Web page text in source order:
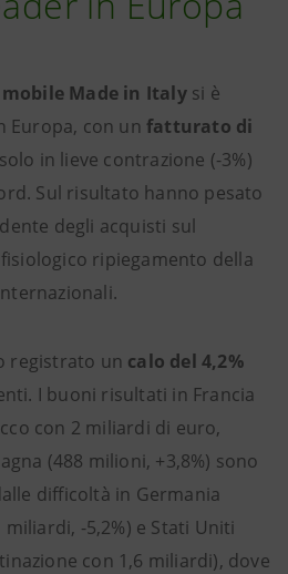
Made in Italy si è
Europa, con un fatturato di
in lieve contrazione (-3%)
Sul risultato hanno pesato
degli acquisti sul
ripiegamento della
registrato un calo del 4,2%
I buoni risultati in Francia
con 2 miliardi di euro,
(488 milioni, +3,8%) sono
difficoltà in Germania
-5,2%) e Stati Uniti
con 1,6 miliardi), dove